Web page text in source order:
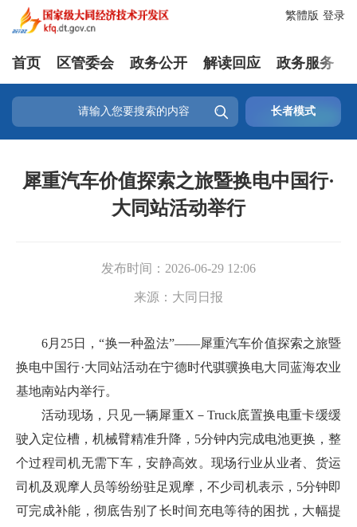
登录
繁體版
首页 区管委会 政务公开 解读回应 政务服务
 长者模式
犀重汽车价值探索之旅暨换电中国行·
大同站活动举行
发布时间： 2026-06-29 12:06
来源： 大同日报
6月25日，“换一种盈法”——犀重汽车价值探索之旅暨
换电中国行·大同站活动在宁德时代骐骥换电大同蓝海农业
基地南站内举行。
活动现场，只见一辆犀重X－Truck底置换电重卡缓缓
驶入定位槽，机械臂精准升降，5分钟内完成电池更换，整
个过程司机无需下车，安静高效。现场行业从业者、货运
司机及观摩人员等纷纷驻足观摩，不少司机表示，5分钟即
可完成补能，彻底告别了长时间充电等待的困扰，大幅提